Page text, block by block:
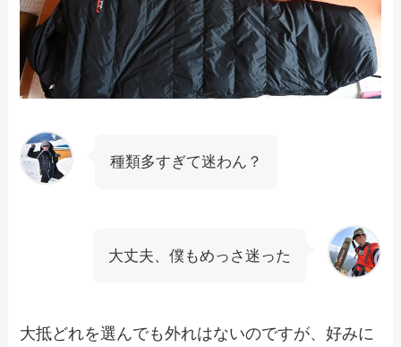
種類多すぎて迷わん？
大丈夫、僕もめっさ迷った
大抵どれを選んでも外れはないのですが、好みに